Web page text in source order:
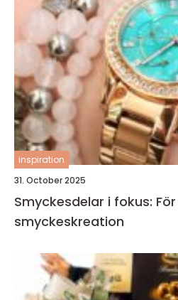
inspiration
31. October 2025
Smyckesdelar i fokus:
smyckeskreation